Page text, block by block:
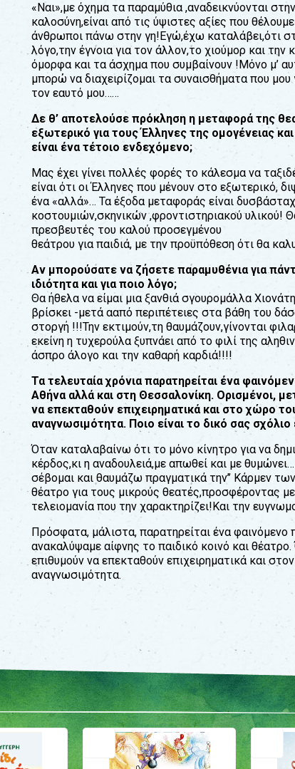
«Ναι»,µε όχηµα τα παραµύθια ,αναδεικνύονται
καλοσύνη,είναι από τις ύψιστες αξίες που
άνθρωποι πάνω στην γη!Εγώ,έχω καταλάβει,ότι
λόγο,την έγνοια για τον άλλον,το χιούµορ και
όµορφα και τα άσχηµα που συµβαίνουν !Μόνο µ’
µπορώ να διαχειρίζοµαι τα συναισθήµατα που
τον εαυτό µου……
Δε θ’ αποτελούσε πρόκληση η µεταφορά της
εξωτερικό για τους Έλληνες της οµογένειας
είναι ένα τέτοιο ενδεχόµενο;
Μας έχει γίνει πολλές φορές το κάλεσµα να
είναι ότι οι Έλληνες που µένουν στο εξωτερικό,
ένα «αλλά»… Τα έξοδα µεταφοράς είναι
κοστουµιών,σκηνικών ,φροντιστηριακού υλικού!
πρεσβευτές του καλού προσεγµένου
θεάτρου για παιδιά, µε την προϋπόθεση ότι θα
Αν µπορούσατε να ζήσετε παραµυθένια για
ιδιότητα και για ποιο λόγο;
Θα ήθελα να είµαι µια ξανθιά σγουροµάλλα
βρίσκει -µετά ααπό περιπέτειες στα βάθη του
στοργή !!!Την εκτιµούν,τη θαυµάζουν,γίνονται
εκείνη η τυχερούλα ξυπνάει από το φιλί της
άσπρο άλογο και την καθαρή καρδιά!!!!
Τα τελευταία χρόνια παρατηρείται ένα
Αθήνα αλλά και στη Θεσσαλονίκη. Ορισµένοι,
να επεκταθούν επιχειρηµατικά και στο χώρο
αναγνωσιµότητα. Ποιο είναι το δικό σας σχόλιο
Όταν καταλαβαίνω ότι το µόνο κίνητρο για να
κέρδος,κι η αναδουλειά,µε απωθεί και µε
σέβοµαι και θαυµάζω πραγµατικά την’’ Κάρµεν
θέατρο για τους µικρούς θεατές,προσφέροντας
τελειοµανία που την χαρακτηρίζει!Και την
Πρόσφατα, µάλιστα, παρατηρείται ένα
ανακαλύψαµε αίφνης το παιδικό κοινό και
επιθυµούν να επεκταθούν επιχειρηµατικά και
αναγνωσιμότητα.